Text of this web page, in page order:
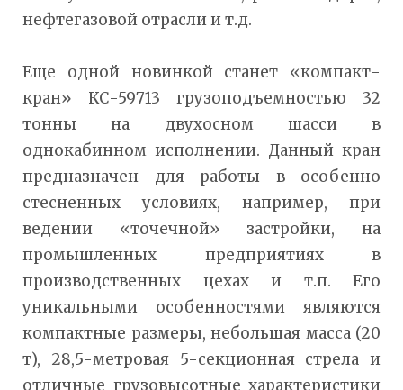
нефтегазовой отрасли и т.д.
Еще одной новинкой станет «компакт-
кран» КС-59713 грузоподъемностью 32
тонны на двухосном шасси в
однокабинном исполнении. Данный кран
предназначен для работы в особенно
стесненных условиях, например, при
ведении «точечной» застройки, на
промышленных предприятиях в
производственных цехах и т.п. Его
уникальными особенностями являются
компактные размеры, небольшая масса (20
т), 28,5-метровая 5-секционная стрела и
отличные грузовысотные характеристики